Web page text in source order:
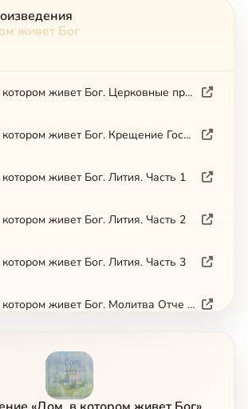
живет Бог
Дом, в котором живет Бог. Церковные праздники
Дом, в котором живет Бог. Крещение Господне
живет Бог. Лития. Часть 1
живет Бог. Лития. Часть 2
живет Бог. Лития. Часть 3
Дом, в котором живет Бог. Молитва Отче Наш. Часть 2